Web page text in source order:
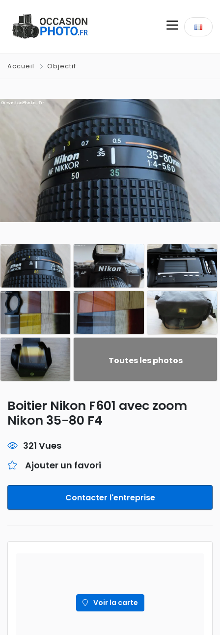
Accueil Objectif
Toutes les photos
Boitier Nikon F601 avec zoom
Nikon 35-80 F4
321 Vues
Ajouter un favori
Contacter l'entreprise
Voir la carte